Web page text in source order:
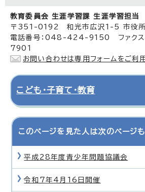
教育委員会 生涯学習課 生涯学習担当
〒351-0192 和光市広沢1-5 市役
電話番号：048-424-9150 ファク
7901
お問い合わせは専用フォームをご利
こども・子育て・教育
このページを見た人は次のページ
平成28年度青少年問題協議会
令和7年4月16日開催